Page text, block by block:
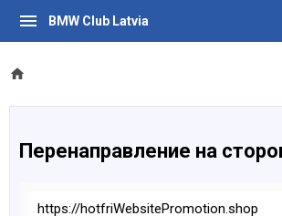
BMW Club Latvia
Перенаправление на
https://hotfriWebsitePromotion.shop